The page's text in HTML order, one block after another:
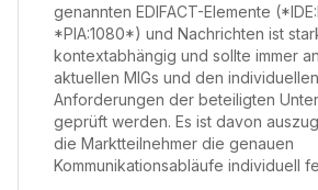
genannten EDIFACT-Elemente
*PIA:1080*) und Nachrichten ist
kontextabhängig und sollte immer
aktuellen MIGs und den individuellen
Anforderungen der beteiligten
geprüft werden. Es ist davon
die Marktteilnehmer die genauen
Kommunikationsabläufe individuell